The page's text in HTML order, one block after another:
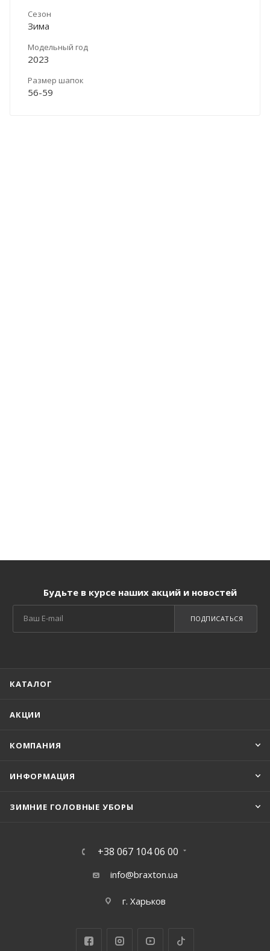
Сезон
Зима
Модельный год
2023
Размер шапок
56-59
Будьте в курсе наших акций и новостей
ПОДПИСАТЬСЯ
КАТАЛОГ
АКЦИИ
КОМПАНИЯ
ИНФОРМАЦИЯ
ЗИМНИЕ ГОЛОВНЫЕ УБОРЫ
+38 067 104 06 00
info@braxton.ua
г. Харьков